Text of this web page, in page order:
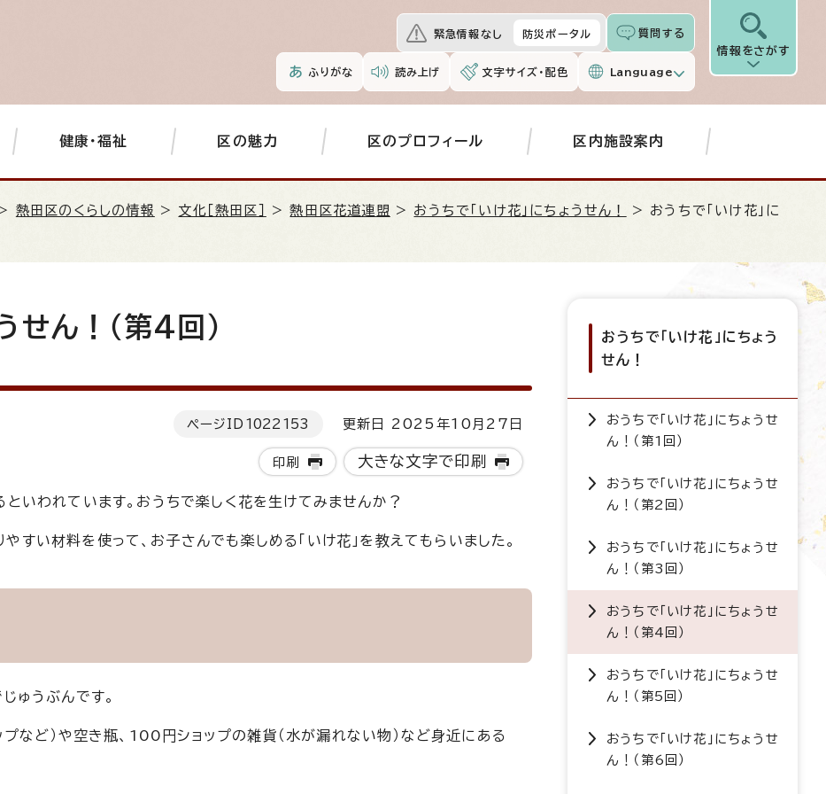
緊急情報なし 防災ポータル 質問する
ふりがな 読み上げ 文字サイズ・配色 Language
情報をさがす
健康・福祉 区の魅力 区のプロフィール 区内施設案内
熱田区のくらしの情報 > 文化［熱田区］ >熱田区花道連盟 > おうちで「いけ花」にちょうせん！
> おうちで「いけ花」に
せん！（第4回）
ページID 1022153 更新日 2025年10月27日
印刷 大きな文字で印刷
といわれています。おうちで楽しく花を生けてみませんか？
い材料を使って、お子さんでも楽しめる「いけ花」を教えてもらいました。
ゅうぶんです。
プなど）や空き瓶、100円ショップの雑貨（水が漏れない物）など身近にある
おうちで「いけ花」にちょう
せん！
おうちで「いけ花」にちょうせ
ん！（第1回）
おうちで「いけ花」にちょうせ
ん！（第2回）
おうちで「いけ花」にちょうせ
ん！（第3回）
おうちで「いけ花」にちょうせ
ん！（第4回）
おうちで「いけ花」にちょうせ
ん！（第5回）
おうちで「いけ花」にちょうせ
ん！（第6回）